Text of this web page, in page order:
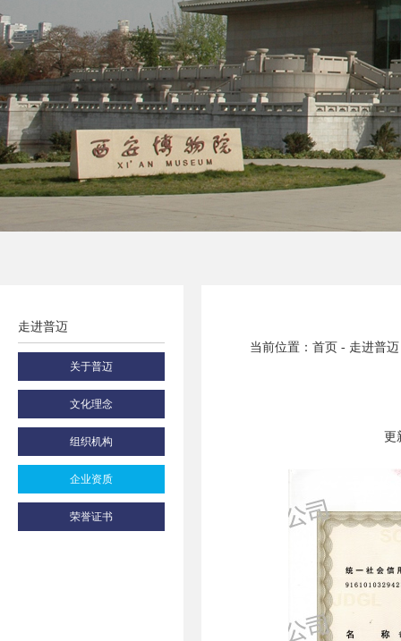
走进普迈
关于普迈
文化理念
组织机构
企业资质
荣誉证书
当前位置：首页 - 走进普
更